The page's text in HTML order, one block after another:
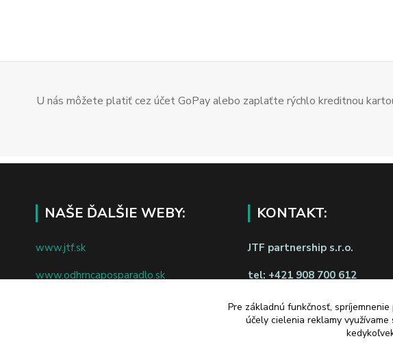
U nás môžete platiť cez účet GoPay alebo zaplaťte rýchlo kreditnou
NAŠE ĎALŠIE WEBY:
www.jtf.sk
www.odhrncaposparadlo.sk
KONTAKT:
JTF partnership s.r.o.
tel: +421 908 700 612
napíšte nám
Odstúpiť od zmluvy tu
Pre základnú funkčnosť,
účely cielenia reklamy